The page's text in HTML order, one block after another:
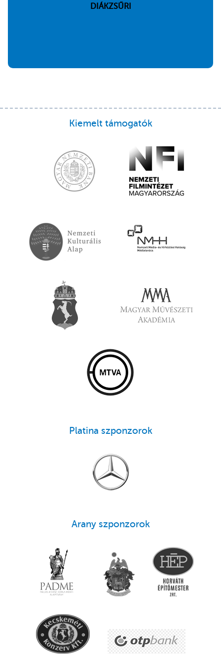
DIÁKZSŰRI
Kiemelt támogatók
Platina szponzorok
Arany szponzorok